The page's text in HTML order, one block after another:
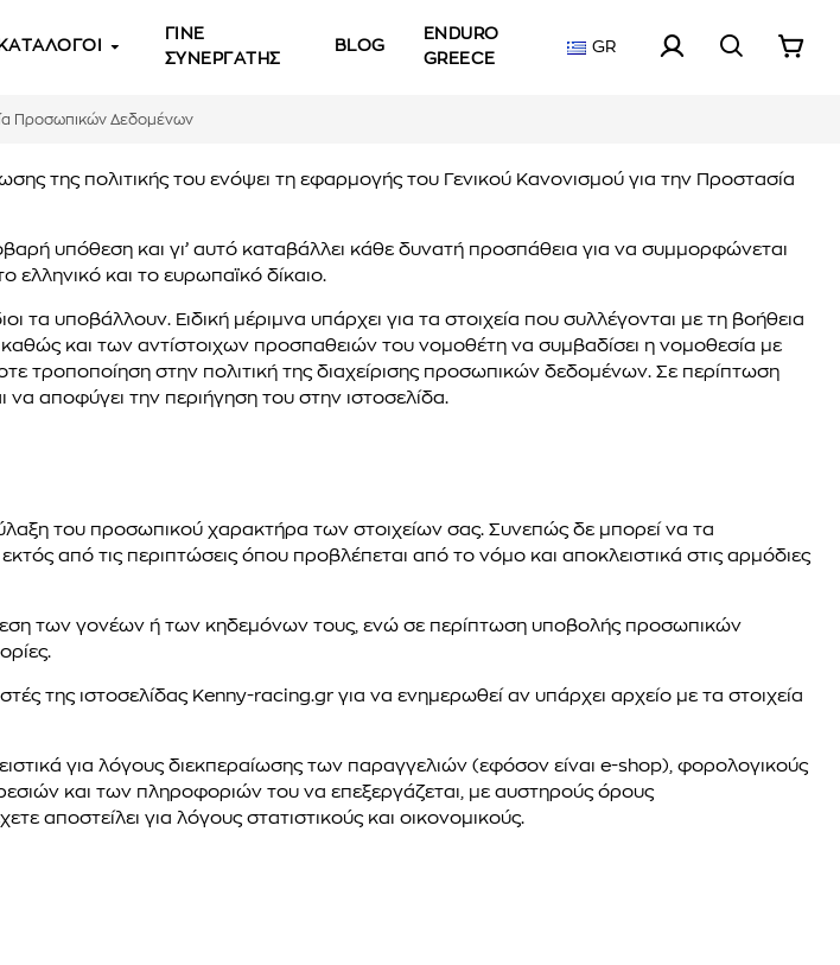
ΚΑΤΑΛΟΓΟΙ
ΓΙΝΕ
ΣΥΝΕΡΓΑΤΗΣ
BLOG
ENDURO
GREECE
GR
Προσωπικών Δεδομένων
της πολιτικής του ενόψει τη εφαρμογής του Γενικού Κανονισμού για την Προστασία
υπόθεση και γι’ αυτό καταβάλλει κάθε δυνατή προσπάθεια για να συμμορφώνεται
και το ευρωπαϊκό δίκαιο.
υποβάλλουν. Ειδική μέριμνα υπάρχει για τα στοιχεία που συλλέγονται με τη βοήθεια
και των αντίστοιχων προσπαθειών του νομοθέτη να συμβαδίσει η νομοθεσία με
τροποποίηση στην πολιτική της διαχείρισης προσωπικών δεδομένων. Σε περίπτωση
να αποφύγει την περιήγηση του στην ιστοσελίδα.
του προσωπικού χαρακτήρα των στοιχείων σας. Συνεπώς δε μπορεί να τα
από τις περιπτώσεις όπου προβλέπεται από το νόμο και αποκλειστικά στις αρμόδιες
των γονέων ή των κηδεμόνων τους, ενώ σε περίπτωση υποβολής προσωπικών
της ιστοσελίδας Kenny-racing.gr για να ενημερωθεί αν υπάρχει αρχείο με τα στοιχεία
για λόγους διεκπεραίωσης των παραγγελιών (εφόσον είναι e-shop), φορολογικούς
και των πληροφοριών του να επεξεργάζεται, με αυστηρούς όρους
αποστείλει για λόγους στατιστικούς και οικονομικούς.